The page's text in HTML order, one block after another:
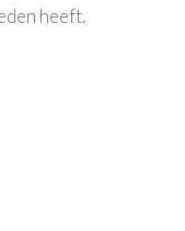
heeft.